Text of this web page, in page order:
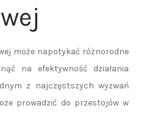
może napotykać różnorodne
na efektywność działania
z najczęstszych wyzwań
prowadzić do przestojów w